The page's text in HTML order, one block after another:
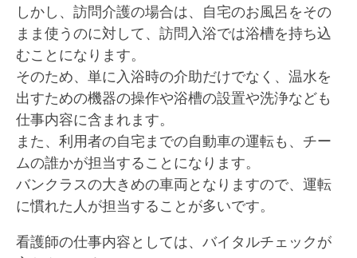
しかし、訪問介護の場合は、自宅のお風呂をその
まま使うのに対して、訪問入浴では浴槽を持ち込
むことになります。
そのため、単に入浴時の介助だけでなく、温水を
出すための機器の操作や浴槽の設置や洗浄なども
仕事内容に含まれます。
また、利用者の自宅までの自動車の運転も、チー
ムの誰かが担当することになります。
バンクラスの大きめの車両となりますので、運転
に慣れた人が担当することが多いです。
看護師の仕事内容としては、バイタルチェックが